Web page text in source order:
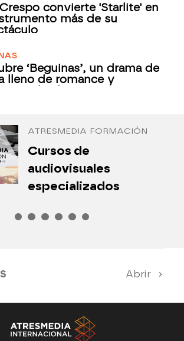
convierte 'Starlite' en
más de su
‘Beguinas’, un drama de
lleno de romance y
ATRESMEDIA FORMACIÓN
Cursos de
audiovisuales
especializados
Abrir
El Hormiguero
Pasapalabra